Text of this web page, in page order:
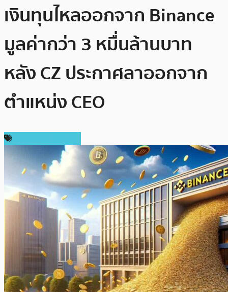
เงินทุนไหลออกจาก Binance
มูลค่ากว่า 3 หมื่นล้านบาท
หลัง CZ ประกาศลาออกจาก
ตำแหน่ง CEO